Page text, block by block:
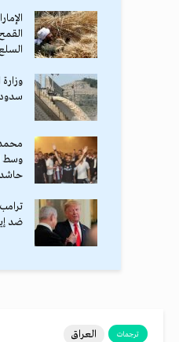
سدود
وسط
حاشد
ضد
ترجمات العراق